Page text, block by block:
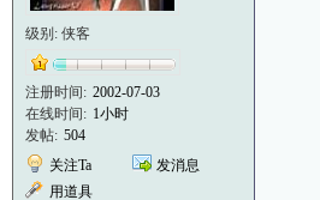
级别: 侠客
注册时间: 2002-07-03
在线时间: 1小时
发帖: 504
关注Ta
发消息
用道具